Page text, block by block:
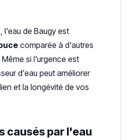
, l'eau de Baugy est
comparée à d'autres
si l'urgence est
d'eau peut améliorer
et la longévité de vos
causés par l'eau